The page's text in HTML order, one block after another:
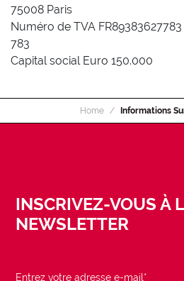
75008 Paris
Numéro de TVA FR89383627783
783
Capital social Euro 150.000
Home Informations
INSCRIVEZ-VOUS À
NEWSLETTER